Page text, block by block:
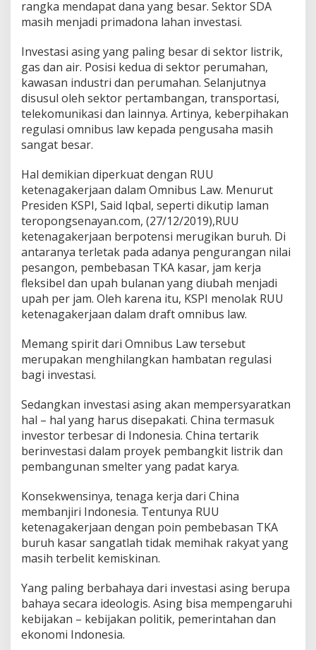
rangka mendapat dana yang besar. Sektor SDA
masih menjadi primadona lahan investasi.
Investasi asing yang paling besar di sektor listrik,
gas dan air. Posisi kedua di sektor perumahan,
kawasan industri dan perumahan. Selanjutnya
disusul oleh sektor pertambangan, transportasi,
telekomunikasi dan lainnya. Artinya, keberpihakan
regulasi omnibus law kepada pengusaha masih
sangat besar.
Hal demikian diperkuat dengan RUU
ketenagakerjaan dalam Omnibus Law. Menurut
Presiden KSPI, Said Iqbal, seperti dikutip laman
teropongsenayan.com, (27/12/2019),RUU
ketenagakerjaan berpotensi merugikan buruh. Di
antaranya terletak pada adanya pengurangan nilai
pesangon, pembebasan TKA kasar, jam kerja
fleksibel dan upah bulanan yang diubah menjadi
upah per jam. Oleh karena itu, KSPI menolak RUU
ketenagakerjaan dalam draft omnibus law.
Memang spirit dari Omnibus Law tersebut
merupakan menghilangkan hambatan regulasi
bagi investasi.
Sedangkan investasi asing akan mempersyaratkan
hal – hal yang harus disepakati. China termasuk
investor terbesar di Indonesia. China tertarik
berinvestasi dalam proyek pembangkit listrik dan
pembangunan smelter yang padat karya.
Konsekwensinya, tenaga kerja dari China
membanjiri Indonesia. Tentunya RUU
ketenagakerjaan dengan poin pembebasan TKA
buruh kasar sangatlah tidak memihak rakyat yang
masih terbelit kemiskinan.
Yang paling berbahaya dari investasi asing berupa
bahaya secara ideologis. Asing bisa mempengaruhi
kebijakan – kebijakan politik, pemerintahan dan
ekonomi Indonesia.